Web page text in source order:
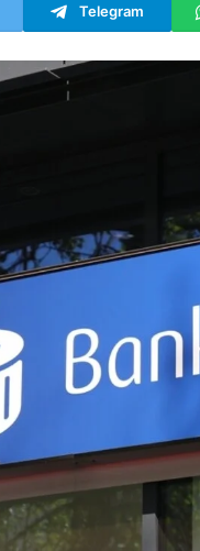
Telegram